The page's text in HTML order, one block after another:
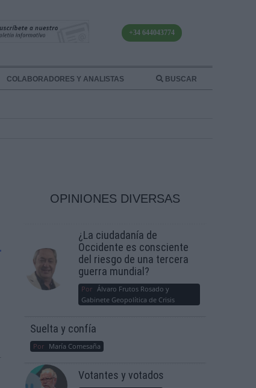
+34 644043774
COLABORADORES Y ANALISTAS BUSCAR
OPINIONES DIVERSAS
¿La ciudadanía de
Occidente es consciente
del riesgo de una tercera
guerra mundial?
Por Álvaro Frutos Rosado y
Gabinete Geopolítica de Crisis
Suelta y confía
Por María Comesaña
Votantes y votados